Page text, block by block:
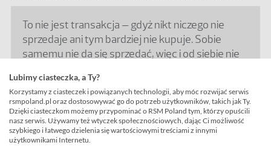
To nie jest transakcja – gdyż nikt niczego nie
sprzedaje ani tym bardziej nie kupuje. Sobie
samemu nie da się sprzedać, więc i od siebie nie
raportuje się wyłącznie po to, aby śledzić ruch
towarów po Unii i prawidłowo opodatkować
wydatki na ich konsumpcję w państwie
faktycznej konsumpcji.
Lubimy ciasteczka, a Ty?
Korzystamy z ciasteczek i powiązanych technologii, aby móc rozwijać serwis
rsmpoland.pl oraz dostosowywać go do potrzeb użytkowników, takich jak Ty.
Dzięki ciasteczkom możemy przypominać o RSM Poland tym, którzy opuścili
nasz serwis. Używamy też wtyczek społecznościowych, dając Ci możliwość
szybkiego i łatwego dzielenia się wartościowymi treściami z innymi
użytkownikami Internetu.